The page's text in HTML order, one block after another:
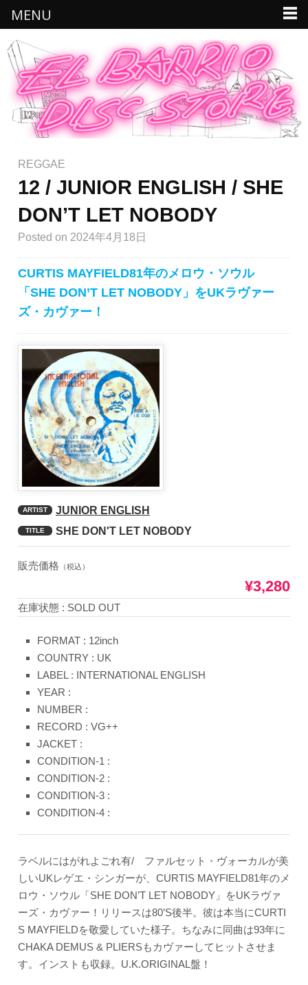
REGGAE
12 / JUNIOR ENGLISH / SHE
DON’T LET NOBODY
Posted on 2024年4月18日
CURTIS MAYFIELD81年のメロウ・ソウル
「SHE DON’T LET NOBODY」をUKラヴァー
ズ・カヴァー！
ARTIST JUNIOR ENGLISH
TITLE SHE DON'T LET NOBODY
販売価格 （税込）
¥3,280
在庫状態 : SOLD OUT
FORMAT : 12inch
COUNTRY : UK
LABEL : INTERNATIONAL ENGLISH
YEAR :
NUMBER :
RECORD : VG++
JACKET :
CONDITION-1 :
CONDITION-2 :
CONDITION-3 :
CONDITION-4 :
ラベルにはがれよごれ有/ ファルセット・ヴォーカルが美
しいUKレゲエ・シンガーが、CURTIS MAYFIELD81年のメ
ロウ・ソウル「SHE DON’T LET NOBODY」をUKラヴァ
ーズ・カヴァー！リリースは80’S後半。彼は本当にCURTI
S MAYFIELDを敬愛していた様子。ちなみに同曲は93年に
CHAKA DEMUS & PLIERSもカヴァーしてヒットさせま
す。インストも収録。U.K.ORIGINAL盤！
MENU